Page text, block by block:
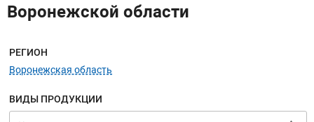
Воронежской области
Меню навигации
РЕГИОН
Воронежская область
ВИДЫ ПРОДУКЦИИ